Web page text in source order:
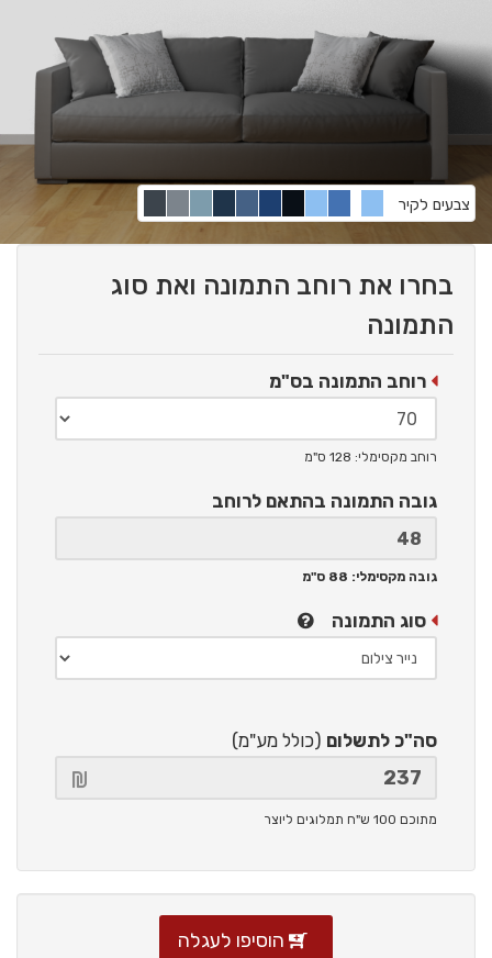
צבעים לקיר
בחרו את רוחב התמונה ואת סוג
התמונה
רוחב התמונה בס"מ
רוחב מקסימלי: 128 ס"מ
גובה התמונה בהתאם לרוחב
גובה מקסימלי: 88 ס"מ
סוג התמונה
סה"כ לתשלום (כולל מע"מ)
מתוכם 100 ש"ח תמלוגים ליוצר
הוסיפו לעגלה